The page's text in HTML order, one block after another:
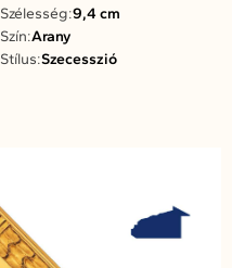
Szélesség:9,4 cm
Szín:Arany
Stílus:Szecesszió